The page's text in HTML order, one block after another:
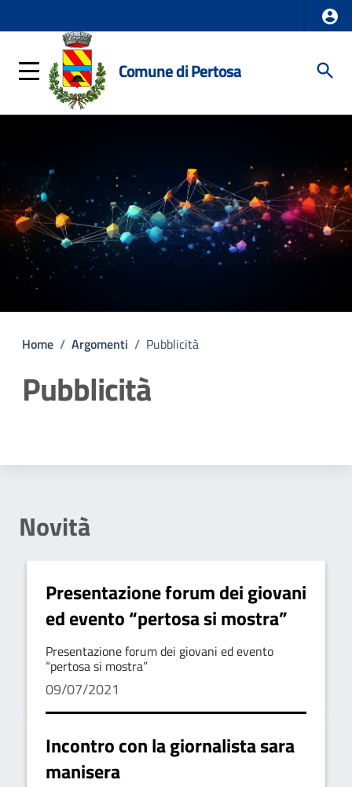
Comune di Pertosa
Home / Argomenti / Pubblicità
Pubblicità
Novità
Presentazione forum dei giovani
ed evento “pertosa si mostra”
Presentazione forum dei giovani ed evento
“pertosa si mostra”
09/07/2021
Incontro con la giornalista sara
manisera